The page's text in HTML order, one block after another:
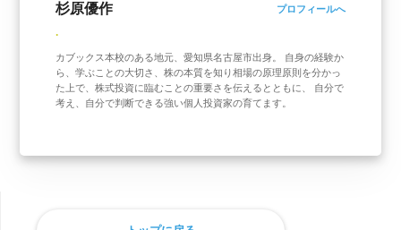
杉原優作 プロフィールへ
.
カブックス本校のある地元、愛知県名古屋市出身。 自身の経験か
ら、学ぶことの大切さ、株の本質を知り相場の原理原則を分かっ
た上で、株式投資に臨むことの重要さを伝えるとともに、 自分で
考え、自分で判断できる強い個人投資家の育てます。